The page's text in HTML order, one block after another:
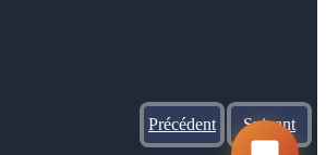
Précédent Suivant